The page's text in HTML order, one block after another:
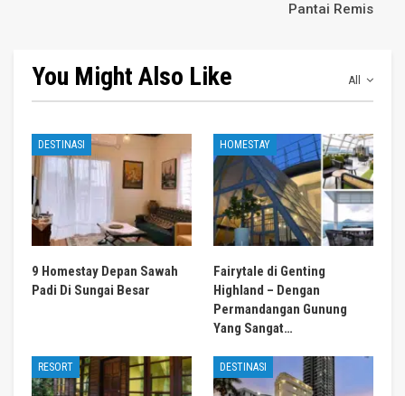
Pantai Remis
All
You Might Also Like
DESTINASI
9 Homestay Depan Sawah
Padi Di Sungai Besar
HOMESTAY
Fairytale di Genting
Highland – Dengan
Permandangan Gunung
Yang Sangat…
RESORT DESTINASI